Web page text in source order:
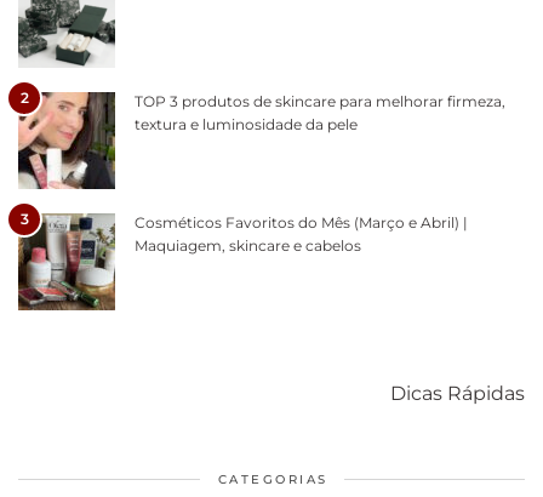
2
TOP 3 produtos de skincare para melhorar firmeza,
textura e luminosidade da pele
3
Cosméticos Favoritos do Mês (Março e Abril) |
Maquiagem, skincare e cabelos
Dicas Rápidas
diários
cabelos
CATEGORIAS